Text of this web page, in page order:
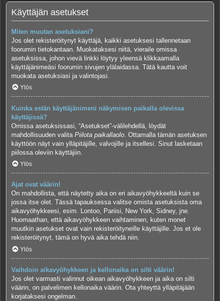
Käyttäjän asetukset
Miten muutan asetuksiani?
Jos olet rekisteröitynyt käyttäjä, kaikki asetuksesi tallennetaan
foorumin tietokantaan. Muokataksesi niitä, vieraile omissa
asetuksissa, johon vievä linkki löytyy yleensä klikkaamalla
käyttäjänimeäsi foorumin sivujen ylälaidassa. Tätä kautta voit
muokata asetuksiasi ja valintojasi.
Ylös
Kuinka estän käyttäjänimeni näkymisen paikalla olevissa
käyttäjissä?
Omissa asetuksissasi, “Asetukset”-välilehdellä, löydät
mahdollisuuden valita Piilota paikallaolo . Ottamalla tämän asetuksen
käyttöön näyt vain ylläpitäjille, valvojille ja itsellesi. Sinut lasketaan
piilossa oleviin käyttäjiin.
Ylös
Ajat ovat väärin!
On mahdollista, että näytetty aika on eri aikavyöhykkeeltä kuin se
jossa itse olet. Tässä tapauksessa valitse omista asetuksista oma
aikavyöhykkeesi, esim. Lontoo, Pariisi, New York, Sidney, jne.
Huomaathan, että aikavyöhykkeen vaihtaminen, kuten monet
muutkin asetukset ovat vain rekisteröityneille käyttäjille. Jos et ole
rekisteröitynyt, tämä on hyvä aika tehdä niin.
Ylös
Vaihdoin aikavyöhykkeen ja kellonaika on silti väärin!
Jos olet varmasti valinnut oikean aikavyöhykkeen ja aika on silti
väärin, on palvelimen kellonaika väärin. Ota yhteyttä ylläpitäjään
korjataksesi ongelman.